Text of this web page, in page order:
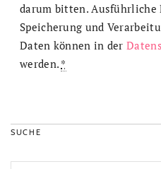
darum bitten. Ausführliche
Speicherung und
Daten können in der
werden. *
SUCHE